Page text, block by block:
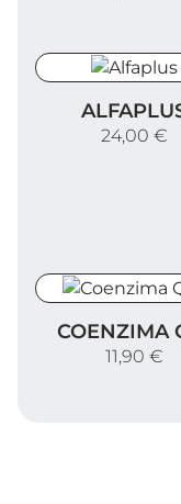
24,00 €
COENZIMA
11,90 €